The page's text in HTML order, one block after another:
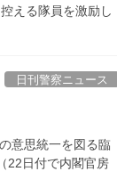
える隊員を激励し
日刊警察ニュース
意思統一を図る臨
22日付で内閣官房